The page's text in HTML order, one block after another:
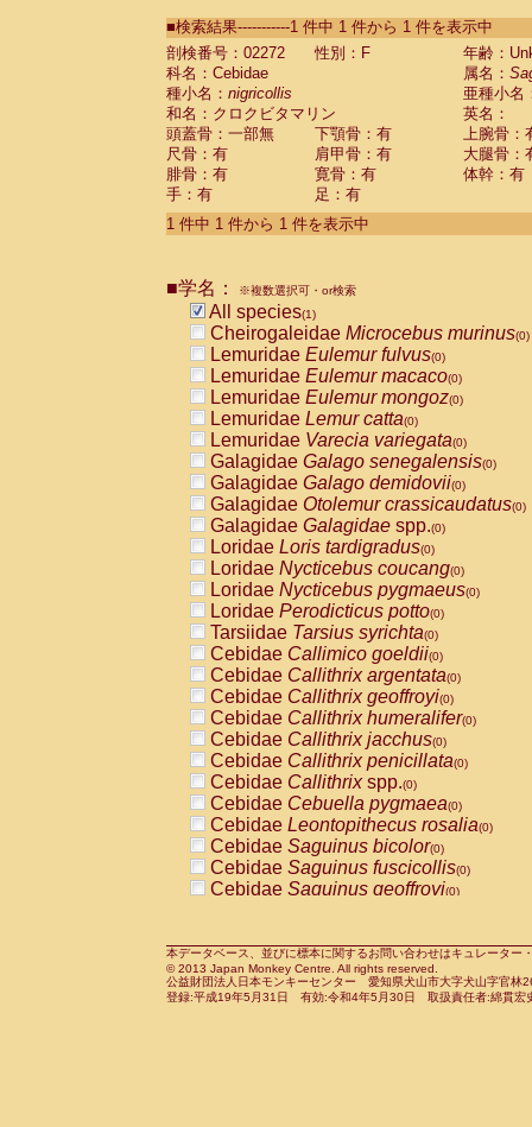
CebidaeSaguinus labiatus(0)
Cebidae Saguinus leucopus (0)
Cebidae
CebidaeSaguinus mystax
CebidaeSaguinus nigricollis (1)
Cebidae Saguinus oedipus
Cebidae Saguinus weddelli
Cebidae Saguinusspp.
Cebidae Aotus trivirgatus
Cebidae Cebus albifrons
CebidaeCebus nigrivittatus
CebidaeCebus
CebidaeSaimiri boliviensis(0)
CebidaeSaimiri sciureus(0)
AtelidaeAlouatta caraya(0)
AtelidaeAlouatta fusca(0)
AtelidaeAlouatta seniculus
AtelidaeAlouattaspp.(0)
AtelidaeAteles belzebuth(0)
AtelidaeAteles geoffroyi(0)
AtelidaeAteles paniscus(0)
AtelidaeAtelesspp.(0)
Atelidae Lagothrix lagothricha
AtelidaeLagothrix lagothricha cana
PitheciidaeCacajao calvus
PitheciidaeCallicebus cupreus
PitheciidaeCallicebus donacophilus
PitheciidaeCallicebus moloch
PitheciidaeCallicebus torquatus
PitheciidaeCallicebusspp.(0)
PitheciidaeChiropotes satanas(0)
PitheciidaePithecia monachus
PitheciidaePithecia pithecia(0)
CercopithecidaeCercocebus agilis
CercopithecidaeCercocebus
CercopithecidaeCercocebus
CercopithecidaeCercocebus
CercopithecidaeCercocebus
CercopithecidaeCercocebushybrid
CercopithecidaePapio anubis(0)
CercopithecidaePapio cynocephalus
CercopithecidaePapio hamadryas(0)
■検索結果-----------1 件中 1 件から 1 件を表示中
剖検番号：02272
性別：F
年齢：
科名：Cebidae
属名：
種小名： nigricollis
亜種小名
和名：クロクビタマリン
英名：
頭蓋骨：一部無
下顎骨：有
上腕骨：
尺骨：有
肩甲骨：有
大腿骨：
腓骨：有
寛骨：有
体幹：有
手：有
足：有
1 件中 1 件から 1 件を表示中
■学名： ※複数選択可・or検索
All species(1)
Cheirogaleidae Microcebus murinus(0)
Lemuridae Eulemur fulvus(0)
Lemuridae Eulemur macaco(0)
Lemuridae Eulemur mongoz(0)
Lemuridae Lemur catta(0)
Lemuridae Varecia variegata(0)
Galagidae Galago senegalensis(0)
Galagidae Galago demidovii(0)
Galagidae Otolemur crassicaudatus(0)
Galagidae Galagidae spp.(0)
Loridae Loris tardigradus(0)
Loridae Nycticebus coucang(0)
Loridae Nycticebus pygmaeus(0)
Loridae Perodicticus potto(0)
Tarsiidae Tarsius syrichta(0)
Cebidae Callimico goeldii(0)
Cebidae Callithrix argentata(0)
Cebidae Callithrix geoffroyi(0)
Cebidae Callithrix humeralifer(0)
Cebidae Callithrix jacchus(0)
Cebidae Callithrix penicillata(0)
Cebidae Callithrixspp.(0)
Cebidae Cebuella pygmaea(0)
Cebidae Leontopithecus rosalia(0)
Cebidae Saguinus bicolor(0)
Cebidae Saguinus fuscicollis(0)
Cebidae Saguinus geoffroyi(0)
CebidaeSaguinus leucopus(0)
CebidaeSaguinus midas(0)
Cebidae Saguinus mystax(0)
本データベース、並びに標本に関するお問い合わせはキュレータ
© 2013 Japan Monkey Centre. All rights reserved.
公益財団法人日本モンキーセンター 愛知県犬山市大字犬山字官
登録:平成19年5月31日 有効:令和4年5月30日 取扱責任者:綿貫宏